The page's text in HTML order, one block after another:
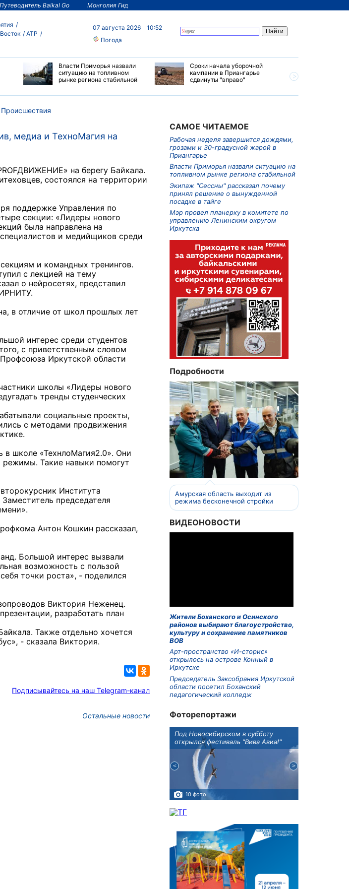
Путеводитель Baikal Go Монголия Гид
АТР
07 августа 2026
10:52
Погода
Власти Приморья назвали
ситуацию на топливном
рынке региона стабильной
Сроки начала уборочной
кампании в Приангарье
сдвинуты "вправо"
Происшествия
медиа и ТехноМагия на
на берегу Байкала.
состоялся на территории
поддержке Управления по
секции: «Лидеры нового
была направлена на
специалистов и медийщиков среди
и командных тренингов.
с лекцией на тему
о нейросетях, представил
в отличие от школ прошлых лет
интерес среди студентов
с приветственным словом
Иркутской области
школы «Лидеры нового
тренды студенческих
социальные проекты,
с методами продвижения
в школе «ТехнлоМагия2.0». Они
режимы. Такие навыки помогут
Института
председателя
Антон Кошкин рассказал,
Большой интерес вызвали
возможность с пользой
точки роста», - поделился
Виктория Неженец.
разработать план
Также отдельно хочется
- сказала Виктория.
Подписывайтесь на наш Telegram-канал
Остальные новости
САМОЕ ЧИТАЕМОЕ
Рабочая неделя завершится дождями,
грозами и 30-градусной жарой в
Приангарье
Власти Приморья назвали ситуацию на
топливном рынке региона стабильной
Экипаж "Сессны" рассказал почему
принял решение о вынужденной
посадке в тайге
Мэр провел планерку в комитете по
управлению Ленинским округом
Иркутска
Подробности
Амурская область выходит из
режима бесконечной стройки
ВИДЕОНОВОСТИ
Жители Боханского и Осинского
районов выбирают благоустройство,
культуру и сохранение памятников
ВОВ
Арт-пространство «И-сторис»
открылось на острове Конный в
Иркутске
Председатель Заксобрания Иркутской
области посетил Боханский
педагогический колледж
Фоторепортажи
Под Новосибирском в субботу
открылся фестиваль "Вива Авиа!"
10 фото